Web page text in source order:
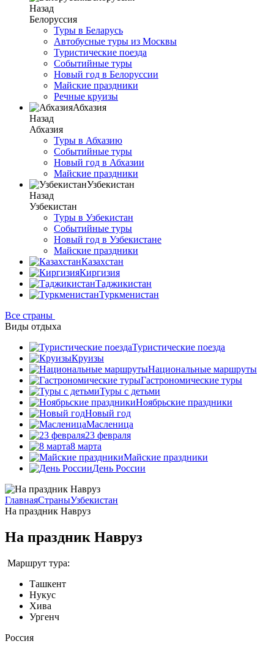
Назад
Белоруссия
Туры в Беларусь
Автобусные туры из Москвы
Туристические поезда
Событийные туры
Новый год в Белоруссии
Майские праздники
Речные круизы
Абхазия
Назад
Абхазия
Туры в Абхазию
Событийные туры
Новый год в Абхазии
Майские праздники
Узбекистан
Назад
Узбекистан
Туры в Узбекистан
Событийные туры
Новый год в Узбекистане
Майские праздники
Казахстан
Киргизия
Таджикистан
Туркменистан
Все страны
Виды отдыха
Туристические поезда
Круизы
Национальные маршруты
Гастрономические туры
Туры с детьми
Ноябрьские праздники
Новый год
Масленица
23 февраля
8 марта
Майские праздники
День России
ГлавнаяСтраныУзбекистан
На праздник Навруз
На праздник Навруз
Маршрут тура:
Ташкент
Нукус
Хива
Ургенч
Россия